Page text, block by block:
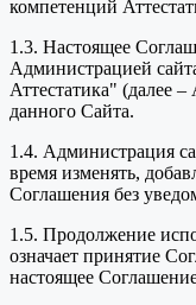
компетенций
1.3. Настоящее
Администрацией
Аттестатика" (далее
данного Сайта.
1.4. Администрация
время изменять,
Соглашения без
1.5. Продолжение
означает принятие
настоящее